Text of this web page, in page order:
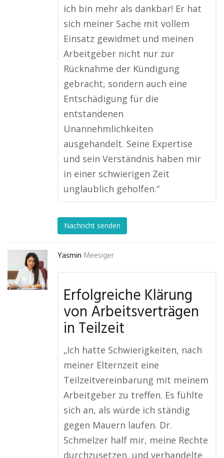
ich bin mehr als dankbar! Er hat
sich meiner Sache mit vollem
Einsatz gewidmet und meinen
Arbeitgeber nicht nur zur
Rücknahme der Kündigung
gebracht, sondern auch eine
Entschädigung für die
entstandenen
Unannehmlichkeiten
ausgehandelt. Seine Expertise
und sein Verständnis haben mir
in einer schwierigen Zeit
unglaublich geholfen.“
Nachricht senden
Yasmin Meesiger
Erfolgreiche Klärung
von Arbeitsverträgen
in Teilzeit
„Ich hatte Schwierigkeiten, nach
meiner Elternzeit eine
Teilzeitvereinbarung mit meinem
Arbeitgeber zu treffen. Es fühlte
sich an, als würde ich ständig
gegen Mauern laufen. Dr.
Schmelzer half mir, meine Rechte
durchzusetzen, und verhandelte